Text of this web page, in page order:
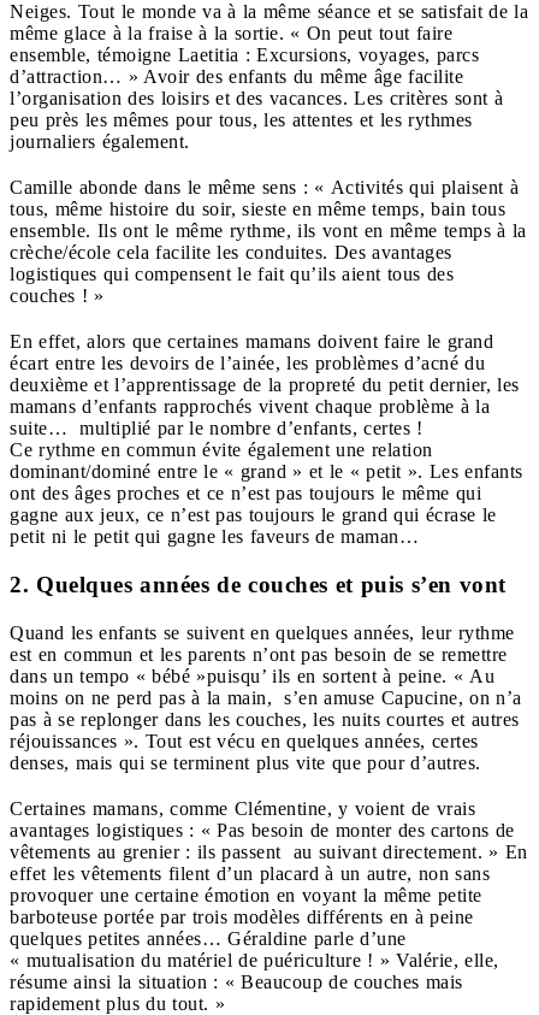
Neiges. Tout le monde va à la même séance et se satisfait de la
même glace à la fraise à la sortie. « On peut tout faire
ensemble, témoigne Laetitia : Excursions, voyages, parcs
d’attraction… » Avoir des enfants du même âge facilite
l’organisation des loisirs et des vacances. Les critères sont à
peu près les mêmes pour tous, les attentes et les rythmes
journaliers également.
Camille abonde dans le même sens : « Activités qui plaisent à
tous, même histoire du soir, sieste en même temps, bain tous
ensemble. Ils ont le même rythme, ils vont en même temps à la
crèche/école cela facilite les conduites. Des avantages
logistiques qui compensent le fait qu’ils aient tous des
couches ! »
En effet, alors que certaines mamans doivent faire le grand
écart entre les devoirs de l’ainée, les problèmes d’acné du
deuxième et l’apprentissage de la propreté du petit dernier, les
mamans d’enfants rapprochés vivent chaque problème à la
suite… multiplié par le nombre d’enfants, certes !
Ce rythme en commun évite également une relation
dominant/dominé entre le « grand » et le « petit ». Les enfants
ont des âges proches et ce n’est pas toujours le même qui
gagne aux jeux, ce n’est pas toujours le grand qui écrase le
petit ni le petit qui gagne les faveurs de maman…
2. Quelques années de couches et puis s’en vont
Quand les enfants se suivent en quelques années, leur rythme
est en commun et les parents n’ont pas besoin de se remettre
dans un tempo « bébé »puisqu’ ils en sortent à peine. « Au
moins on ne perd pas à la main, s’en amuse Capucine, on n’a
pas à se replonger dans les couches, les nuits courtes et autres
réjouissances ». Tout est vécu en quelques années, certes
denses, mais qui se terminent plus vite que pour d’autres.
Certaines mamans, comme Clémentine, y voient de vrais
avantages logistiques : « Pas besoin de monter des cartons de
vêtements au grenier : ils passent au suivant directement. » En
effet les vêtements filent d’un placard à un autre, non sans
provoquer une certaine émotion en voyant la même petite
barboteuse portée par trois modèles différents en à peine
quelques petites années… Géraldine parle d’une
« mutualisation du matériel de puériculture ! » Valérie, elle,
résume ainsi la situation : « Beaucoup de couches mais
rapidement plus du tout. »